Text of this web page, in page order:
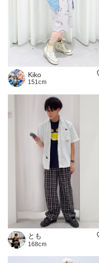
Kiko
151cm
とも
168cm